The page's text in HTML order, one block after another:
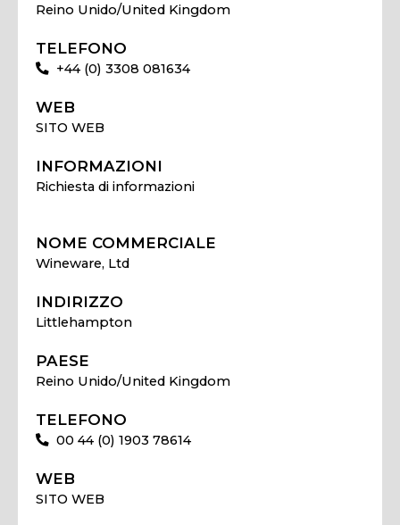
Reino Unido/United Kingdom
TELEFONO
+44 (0) 3308 081634
WEB
SITO WEB
INFORMAZIONI
Richiesta di informazioni
NOME COMMERCIALE
Wineware, Ltd
INDIRIZZO
Littlehampton
PAESE
Reino Unido/United Kingdom
TELEFONO
00 44 (0) 1903 78614
WEB
SITO WEB